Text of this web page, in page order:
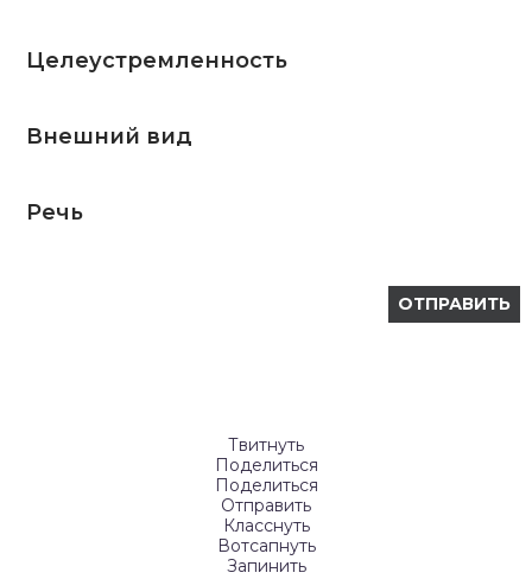
Целеустремленность
Внешний вид
Речь
Твитнуть
Поделиться
Поделиться
Отправить
Класснуть
Вотсапнуть
Запинить